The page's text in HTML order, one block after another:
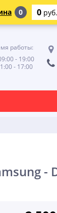
работы:
- 19:00
- 17:00
-
0 0 руб.